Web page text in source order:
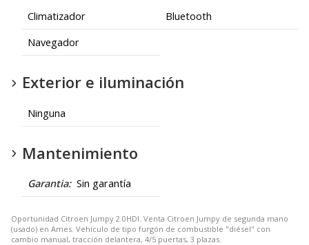
Climatizador
Bluetooth
Navegador
Exterior e iluminación
Ninguna
Mantenimiento
Garantia: Sin garantía
Oportunidad Citroen Jumpy 2.0HDI. Venta Citroen Jumpy de segunda mano
(usado) en Ames. Vehículo de tipo furgón de combustible "diésel" con
cambio manual, tracción delantera, 4/5 puertas, 3 plazas.